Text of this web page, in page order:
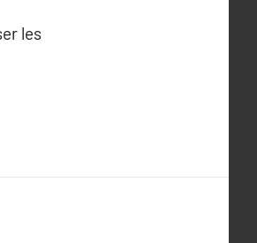
les